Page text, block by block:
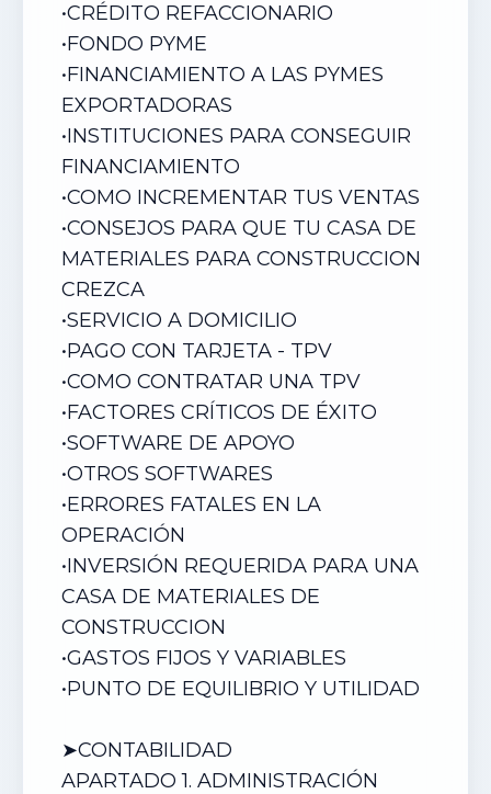
•CRÉDITO REFACCIONARIO
•FONDO PYME
•FINANCIAMIENTO A LAS PYMES
EXPORTADORAS
•INSTITUCIONES PARA CONSEGUIR
FINANCIAMIENTO
•COMO INCREMENTAR TUS VENTAS
•CONSEJOS PARA QUE TU CASA DE
MATERIALES PARA CONSTRUCCION
CREZCA
•SERVICIO A DOMICILIO
•PAGO CON TARJETA - TPV
•COMO CONTRATAR UNA TPV
•FACTORES CRÍTICOS DE ÉXITO
•SOFTWARE DE APOYO
•OTROS SOFTWARES
•ERRORES FATALES EN LA
OPERACIÓN
•INVERSIÓN REQUERIDA PARA UNA
CASA DE MATERIALES DE
CONSTRUCCION
•GASTOS FIJOS Y VARIABLES
•PUNTO DE EQUILIBRIO Y UTILIDAD
➤CONTABILIDAD
APARTADO 1. ADMINISTRACIÓN